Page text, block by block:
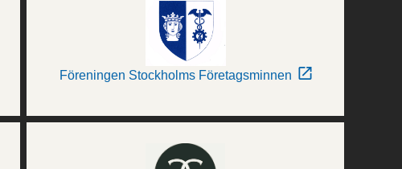
Föreningen Stockholms Företagsminnen